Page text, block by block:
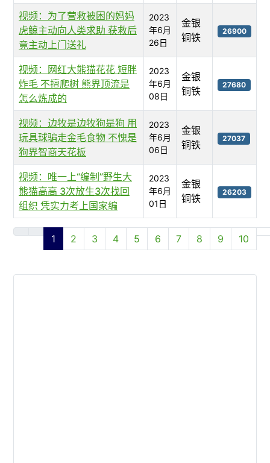
文章列表
视频：为了营救被困的妈妈
虎鲸主动向人类求助 获救后
竟主动上门送礼
2023
年6月
26日
金银
铜铁
26900
视频：网红大熊猫花花 短胖
炸毛 不擅爬树 熊界顶流是
怎么炼成的
2023
年6月
08日
金银
铜铁
27680
视频：边牧是边牧狗是狗 用
玩具球骗走金毛食物 不愧是
狗界智商天花板
2023
年6月
06日
金银
铜铁
27037
视频：唯一上“编制”野生大
熊猫高高 3次放生3次找回
组织 凭实力考上国家编
2023
年6月
01日
金银
铜铁
26203
第 1 页 共 53 页
1 2 3 4 5 6 7 8 9 10